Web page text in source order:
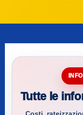
Tutte le